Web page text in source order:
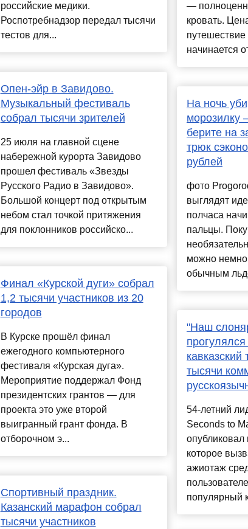
российские медики.
Роспотребнадзор передал тысячи
тестов для...
Опен-эйр в Завидово.
Музыкальный фестиваль
собрал тысячи зрителей
25 июля на главной сцене
набережной курорта Завидово
прошел фестиваль «Звезды
Русского Радио в Завидово».
Большой концерт под открытым
небом стал точкой притяжения
для поклонников российско...
Финал «Курской дуги» собрал
1,2 тысячи участников из 20
городов
В Курске прошёл финал
ежегодного компьютерного
фестиваля «Курская дуга».
Мероприятие поддержал Фонд
президентских грантов — для
проекта это уже второй
выигранный грант фонда. В
отборочном э...
Спортивный праздник.
Казанский марафон собрал
тысячи участников
—
кровать.
начинается
На ночь
берите на
трюк
рублей
фото
выглядят
полчаса
пальцы.
можно
обычным
"Наш
кавказский
тысячи
54-летний
Seconds to
опубликовал
которое
ажиотаж
популярный